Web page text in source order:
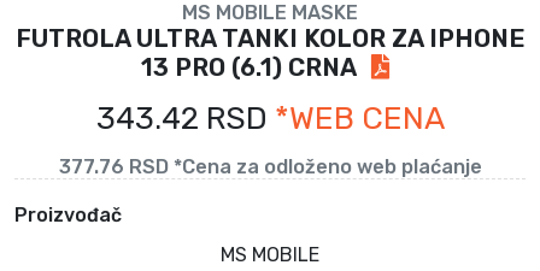
MS MOBILE MASKE
FUTROLA ULTRA TANKI KOLOR ZA IPHONE
13 PRO (6.1) CRNA
343.42 RSD *WEB CENA
377.76 RSD *Cena za odloženo web plaćanje
Proizvođač
MS MOBILE